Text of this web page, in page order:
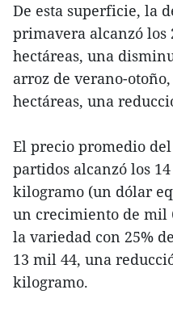
De esta superficie, la
primavera alcanzó los
hectáreas, una
arroz de verano-
hectáreas, una
El precio promedio
partidos alcanzó los
kilogramo (un dólar
un crecimiento de mil
la variedad con 25%
13 mil 44, una
kilogramo.